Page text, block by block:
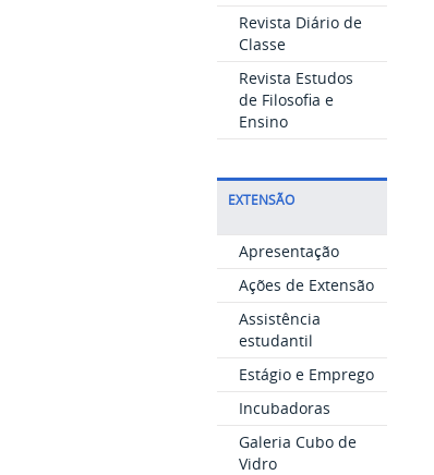
Revista Diário de
Classe
Revista Estudos
de Filosofia e
Ensino
EXTENSÃO
Apresentação
Ações de Extensão
Assistência
estudantil
Estágio e Emprego
Incubadoras
Galeria Cubo de
Vidro